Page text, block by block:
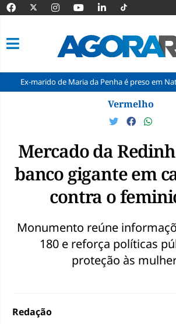
de Maria da Penha é preso em Natal por
Vermelho
Mercado da
banco gigante em
contra o
Monumento reúne
180 e reforça políticas
proteção às
Redação